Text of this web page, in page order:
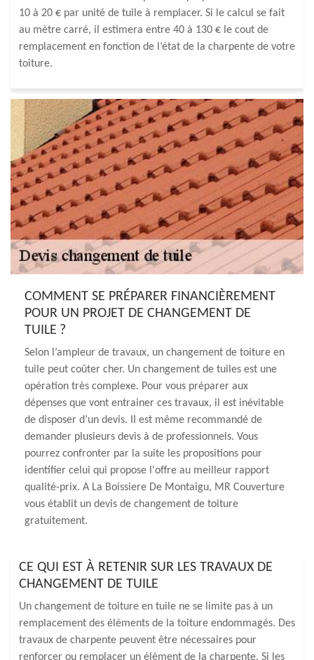
10 à 20 € par unité de tuile à remplacer. Si le calcul se fait
au mètre carré, il estimera entre 40 à 130 € le cout de
remplacement en fonction de l’état de la charpente de votre
toiture.
COMMENT SE PRÉPARER FINANCIÈREMENT
POUR UN PROJET DE CHANGEMENT DE
TUILE ?
Selon l’ampleur de travaux, un changement de toiture en
tuile peut coûter cher. Un changement de tuiles est une
opération très complexe. Pour vous préparer aux
dépenses que vont entrainer ces travaux, il est inévitable
de disposer d’un devis. II est même recommandé de
demander plusieurs devis à de professionnels. Vous
pourrez confronter par la suite les propositions pour
identifier celui qui propose l'offre au meilleur rapport
qualité-prix. A La Boissiere De Montaigu, MR Couverture
vous établit un devis de changement de toiture
gratuitement.
CE QUI EST À RETENIR SUR LES TRAVAUX DE
CHANGEMENT DE TUILE
Un changement de toiture en tuile ne se limite pas à un
remplacement des éléments de la toiture endommagés. Des
travaux de charpente peuvent être nécessaires pour
renforcer ou remplacer un élément de la charpente. Si les